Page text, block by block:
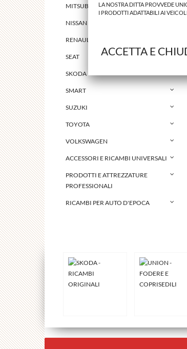
MITSUBISHI
NISSAN
RENAULT
SEAT
SKODA
SMART
SUZUKI
TOYOTA
VOLKSWAGEN
ACCESSORI E RICAMBI UNIVERSALI
PRODOTTI E ATTREZZATURE
PROFESSIONALI
RICAMBI PER AUTO D'EPOCA
LA NOSTRA DITTA PROVVEDE
I PRODOTTI ADATTABILI AI
ACCETTA E